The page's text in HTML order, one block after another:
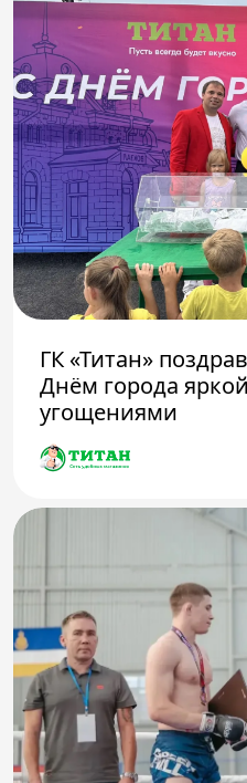
ГК «Титан»
Днём города
угощениями